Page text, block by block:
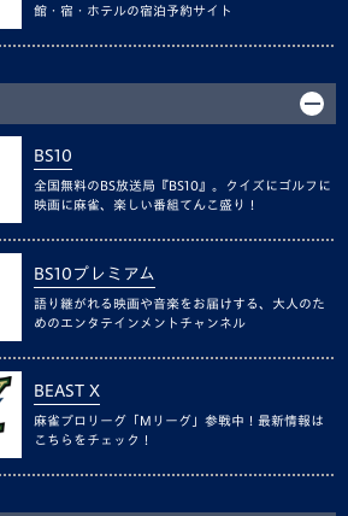
館・宿・ホテルの宿泊予約サイト
BS10
全国無料のBS放送局『BS10』。クイズにゴルフに
映画に麻雀、楽しい番組てんこ盛り！
BS10プレミアム
語り継がれる映画や音楽をお届けする、大人のた
めのエンタテインメントチャンネル
BEAST X
麻雀プロリーグ「Mリーグ」参戦中！最新情報は
こちらをチェック！